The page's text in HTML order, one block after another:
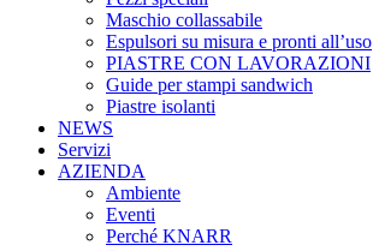
Maschio collassabile
Espulsori su misura e pronti all’uso
PIASTRE CON LAVORAZIONI
Guide per stampi sandwich
Piastre isolanti
NEWS
Servizi
AZIENDA
Ambiente
Eventi
Perché KNARR